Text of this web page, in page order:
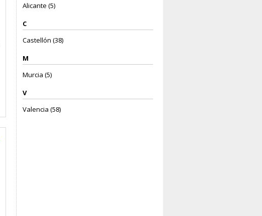
Alicante (5)
C
Castellón (38)
M
Murcia (5)
V
Valencia (58)